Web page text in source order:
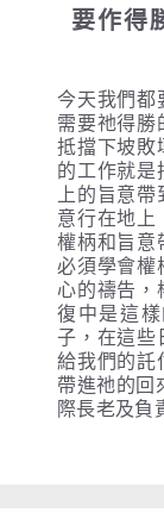
要作得
今天我們都
需要祂得勝
抵擋下坡敗
的工作就是
上的旨意帶
意行在地上
權柄和旨意
必須學會權
心的禱告，
復中是這
子，在這些
給我們的託
帶進祂的回
際長老及負